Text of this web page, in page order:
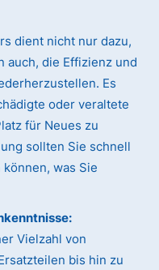
dient nicht nur dazu,
auch, die Effizienz und
Es
oder veraltete
für Neues zu
sollten Sie schnell
was Sie
Vielzahl von
bis hin zu